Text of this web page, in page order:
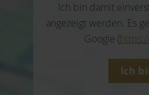
Ich bin damit
angezeigt werden. Es
Google (
Ich